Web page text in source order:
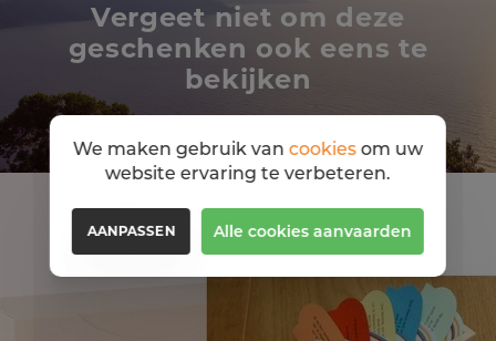
Vergeet niet om deze
geschenken ook eens te
bekijken
We maken gebruik van cookiesom uw
website ervaring te verbeteren.
AANPASSEN Alle cookies aanvaarden